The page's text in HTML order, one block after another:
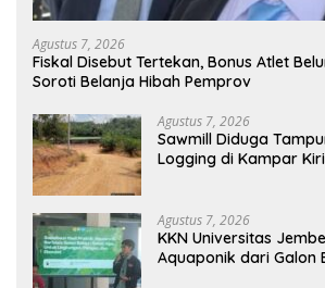
Agustus 7, 2026
Fiskal Disebut Tertekan, Bonus Atlet
Soroti Belanja Hibah Pemprov
Agustus 7, 2026
Sawmill Diduga
Logging di Kampar
Agustus 7, 2026
KKN Universitas
Aquaponik dari Galon